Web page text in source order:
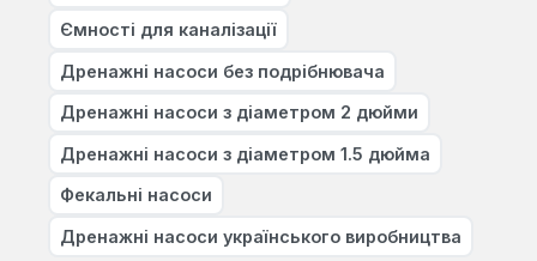
Ємності для каналізації
Дренажні насоси без подрібнювача
Дренажні насоси з діаметром 2 дюйми
Дренажні насоси з діаметром 1.5 дюйма
Фекальні насоси
Дренажні насоси українського виробництва